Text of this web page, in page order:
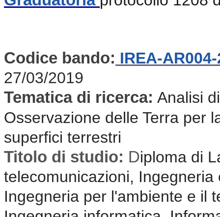
Codice bando: IREA-
27/03/2019
Tematica di ricerca: Analisi
Osservazione delle Terra per
superfici terrestri
Titolo di studio: Diploma di
telecomunicazioni,
Ingegneria per l'ambiente e il